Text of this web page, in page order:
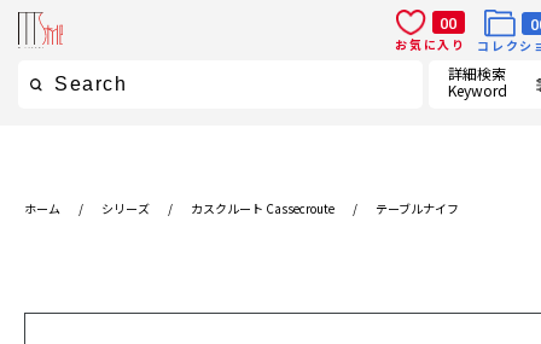
詳細検索
Keyword
00
お気に入り
コレクシ
ホーム / シリーズ / カスクルート Cassecroute / テーブルナイフ